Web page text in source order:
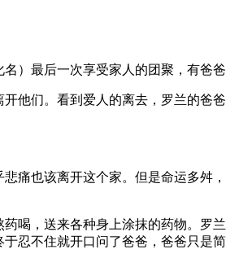
）最后一次享受家人的团聚，有爸
他们。看到爱人的离去，罗兰的爸
痛也该离开这个家。但是命运多舛
喝，送来各种身上涂抹的药物。罗
忍不住就开口问了爸爸，爸爸只是